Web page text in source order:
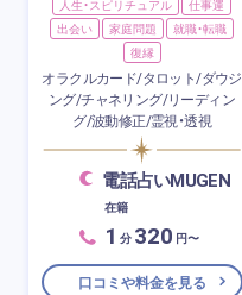
人生・スピリチュアル
仕事運
出会い
家庭問題
就職・転職
復縁
オラクルカード/タロット/ダウジ
ング/チャネリング/リーディン
グ/波動修正/霊視・透視
電話占いMUGEN
在籍
1 分 320 円〜
口コミや料金を見る